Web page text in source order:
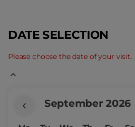
DATE SELECTION
Please choose the date of your visit.
Current
September 2026